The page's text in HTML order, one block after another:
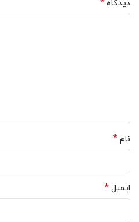
دیدگاه *
نام *
ایمیل *